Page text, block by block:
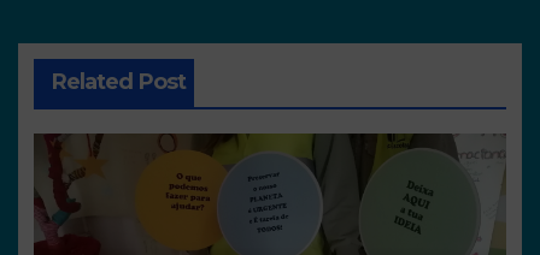
Related Post